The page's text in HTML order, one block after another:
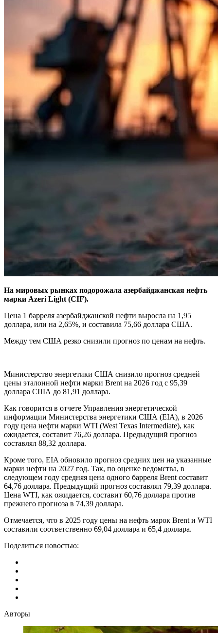
На мировых рынках подорожала азербайджанская нефть
марки Azeri Light (CIF).
Цена 1 барреля азербайджанской нефти выросла на 1,95
доллара, или на 2,65%, и составила 75,66 доллара США.
Между тем США резко снизили прогноз по ценам на нефть.
Министерство энергетики США снизило прогноз средней
цены эталонной нефти марки Brent на 2026 год с 95,39
доллара США до 81,91 доллара.
Как говорится в отчете Управления энергетической
информации Министерства энергетики США (EIA), в 2026
году цена нефти марки WTI (West Texas Intermediate), как
ожидается, составит 76,26 доллара. Предыдущий прогноз
составлял 88,32 доллара.
Кроме того, EIA обновило прогноз средних цен на указанные
марки нефти на 2027 год. Так, по оценке ведомства, в
следующем году средняя цена одного барреля Brent составит
64,76 доллара. Предыдущий прогноз составлял 79,39 доллара.
Цена WTI, как ожидается, составит 60,76 доллара против
прежнего прогноза в 74,39 доллара.
Отмечается, что в 2025 году цены на нефть марок Brent и WTI
составили соответственно 69,04 доллара и 65,4 доллара.
Поделиться новостью:
Авторы